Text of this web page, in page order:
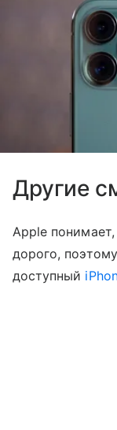
Другие
Apple
дорого,
доступный